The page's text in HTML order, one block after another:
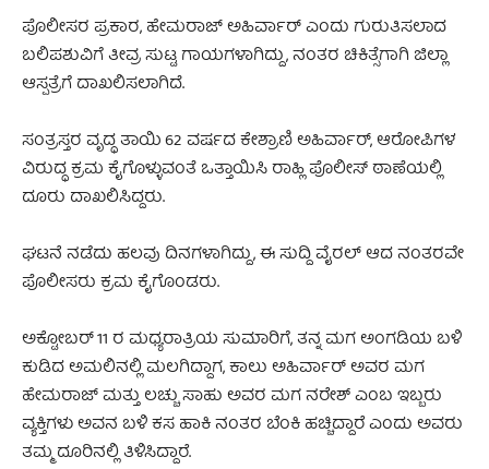
ಪೊಲೀಸರ ಪ್ರಕಾರ, ಹೇಮರಾಜ್ ಅಹಿರ್ವಾರ್ ಎಂದು ಗುರುತಿಸಲಾದ
ಬಲಿಪಶುವಿಗೆ ತೀವ್ರ ಸುಟ್ಟ ಗಾಯಗಳಾಗಿದ್ದು, ನಂತರ ಚಿಕಿತ್ಸೆಗಾಗಿ ಜಿಲ್ಲಾ
ಆಸ್ಪತ್ರೆಗೆ ದಾಖಲಿಸಲಾಗಿದೆ.
ಸಂತ್ರಸ್ತರ ವೃದ್ಧ ತಾಯಿ 62 ವರ್ಷದ ಕೇಶ್ರಾಣಿ ಅಹಿರ್ವಾರ್, ಆರೋಪಿಗಳ
ವಿರುದ್ಧ ಕ್ರಮ ಕೈಗೊಳ್ಳುವಂತೆ ಒತ್ತಾಯಿಸಿ ರಾಹ್ಲಿ ಪೊಲೀಸ್ ಠಾಣೆಯಲ್ಲಿ
ದೂರು ದಾಖಲಿಸಿದ್ದರು.
ಘಟನೆ ನಡೆದು ಹಲವು ದಿನಗಳಾಗಿದ್ದು, ಈ ಸುದ್ದಿ ವೈರಲ್ ಆದ ನಂತರವೇ
ಪೊಲೀಸರು ಕ್ರಮ ಕೈಗೊಂಡರು.
ಅಕ್ಟೋಬರ್ 11 ರ ಮಧ್ಯರಾತ್ರಿಯ ಸುಮಾರಿಗೆ, ತನ್ನ ಮಗ ಅಂಗಡಿಯ ಬಳಿ
ಕುಡಿದ ಅಮಲಿನಲ್ಲಿ ಮಲಗಿದ್ದಾಗ, ಕಾಲು ಅಹಿರ್ವಾರ್ ಅವರ ಮಗ
ಹೇಮರಾಜ್ ಮತ್ತು ಲಚ್ಚು ಸಾಹು ಅವರ ಮಗ ನರೇಶ್ ಎಂಬ ಇಬ್ಬರು
ವ್ಯಕ್ತಿಗಳು ಅವನ ಬಳಿ ಕಸ ಹಾಕಿ ನಂತರ ಬೆಂಕಿ ಹಚ್ಚಿದ್ದಾರೆ ಎಂದು ಅವರು
ತಮ್ಮ ದೂರಿನಲ್ಲಿ ತಿಳಿಸಿದ್ದಾರೆ.